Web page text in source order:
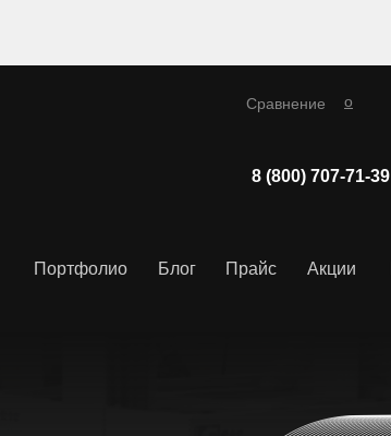
Сравнение о
Портфолио Прайс
Блог Акции
8 (800) 707-71-39